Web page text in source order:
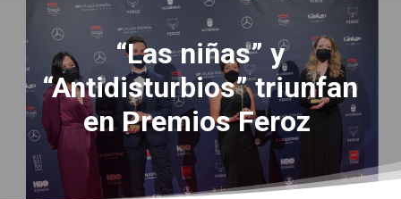
“Las niñas” y
“Antidisturbios” triunfan
en Premios Feroz